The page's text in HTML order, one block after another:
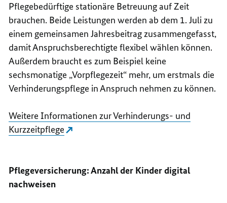
Pflegebedürftige stationäre Betreuung auf Zeit
brauchen. Beide Leistungen werden ab dem 1. Juli zu
einem gemeinsamen Jahresbeitrag zusammengefasst,
damit Anspruchsberechtigte flexibel wählen können.
Außerdem braucht es zum Beispiel keine
sechsmonatige „Vorpflegezeit“ mehr, um erstmals die
Verhinderungspflege in Anspruch nehmen zu können.
Weitere Informationen zur Verhinderungs- und
Kurzzeitpflege
Pflegeversicherung: Anzahl der Kinder digital
nachweisen